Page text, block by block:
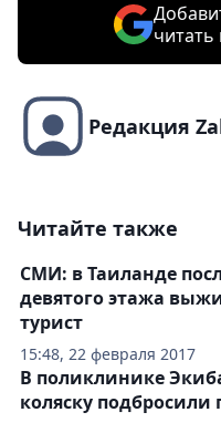
Редакция
Читайте также
15:48, 22 февраля 2017
СМИ: в Таиланде
девятого этажа
турист
В поликлинике
коляску подбросили